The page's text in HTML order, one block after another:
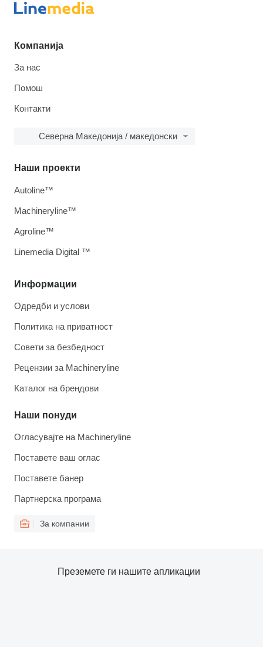
Компанија
За нас
Помош
Контакти
Северна Македонија / македонски
Информации
Одредби и услови
Политика на приватност
Совети за безбедност
Рецензии за Machineryline
Каталог на брендови
Наши понуди
Огласувајте на Machineryline
Поставете ваш оглас
Поставете банер
Партнерска програма
За компании
Наши проекти
Autoline™
Machineryline™
Agroline™
Linemedia Digital ™
Преземете ги нашите апликации